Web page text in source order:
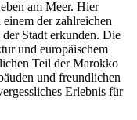
am Meer. Hier
der zahlreichen
Stadt erkunden. Die
und europäischem
Teil der Marokko
und freundlichen
Erlebnis für